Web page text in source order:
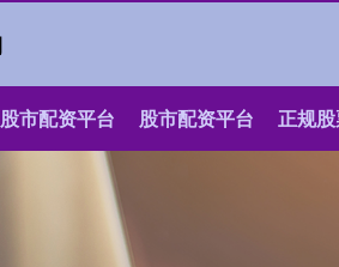
股市配资平台 股市配资平台 正规